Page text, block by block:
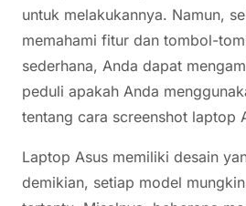
untuk melakukannya. Namun,
memahami fitur dan tombol-
sederhana, Anda dapat
peduli apakah Anda
tentang cara screenshot laptop
Laptop Asus memiliki desain
demikian, setiap model